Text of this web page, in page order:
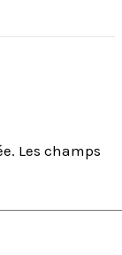
Les champs